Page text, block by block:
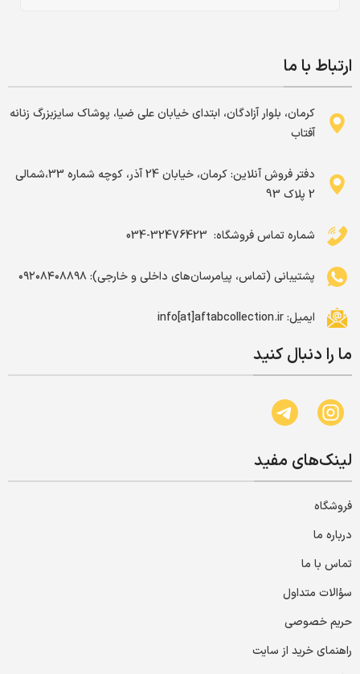
ارتباط با ما
کرمان، بلوار آزادگان، ابتدای خیابان علی ضیا، پوشاک سایزبزرگ زنانه
آفتاب
دفتر فروش آنلاین: کرمان، خیابان 24 آذر، کوچه شماره 33،شمالی
2 پلاک 93
شماره تماس فروشگاه: ‌ 32476423-034
پشتیبانی (تماس، پیامرسان‌های داخلی و خارجی): ۰۹۲۰۸۴۰۸۸۹۸
ایمیل: info[at]aftabcollection.ir
ما را دنبال کنید
لینک‌های مفید
فروشگاه
درباره ما
تماس با ما
سؤالات متداول
حریم خصوصی
راهنمای خرید از سایت